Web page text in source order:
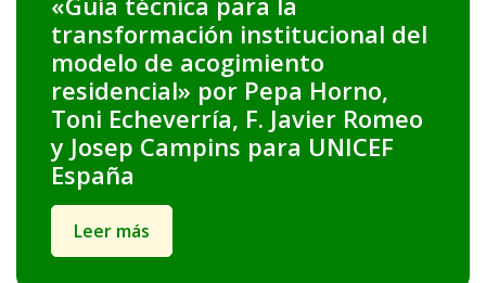
transformación institucional del
modelo de acogimiento
residencial» por Pepa Horno,
Toni Echeverría, F. Javier Romeo
y Josep Campins para UNICEF
España
Leer más